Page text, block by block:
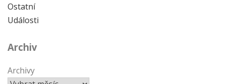
Ostatní
Události
Archiv
Archivy